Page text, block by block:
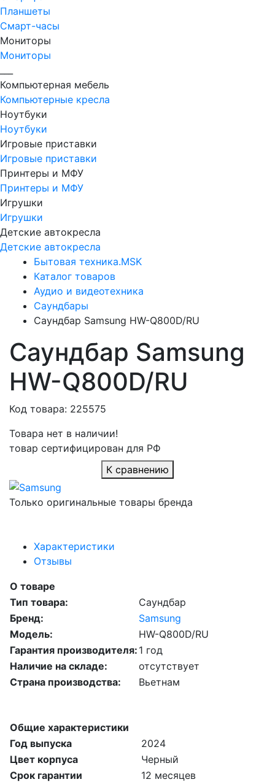
Планшеты
Смарт-часы
Мониторы
Мониторы
Компьютерная мебель
Компьютерные кресла
Ноутбуки
Ноутбуки
Игровые приставки
Игровые приставки
Принтеры и МФУ
Принтеры и МФУ
Игрушки
Игрушки
Детские автокресла
Детские автокресла
Бытовая техника.MSK
Каталог товаров
Аудио и видеотехника
Саундбары
Саундбар Samsung HW-Q800D/RU
Саундбар Samsung
HW-Q800D/RU
Код товара: 225575
Товара нет в наличии!
товар сертифицирован для РФ
К сравнению
Только оригинальные товары бренда
Характеристики
Отзывы
Общие характеристики
Год выпуска
2024
Цвет корпуса
Черный
Срок гарантии
12 месяцев
О товаре
Тип товара:
Саундбар
Бренд:
Samsung
Модель:
HW-Q800D/RU
Гарантия производителя: 1 год
Наличие на складе:
отсутствует
Страна производства:
Вьетнам